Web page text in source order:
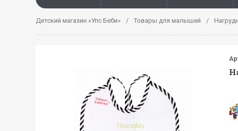
Детский магазин «Упс Беби» Товары для малышей